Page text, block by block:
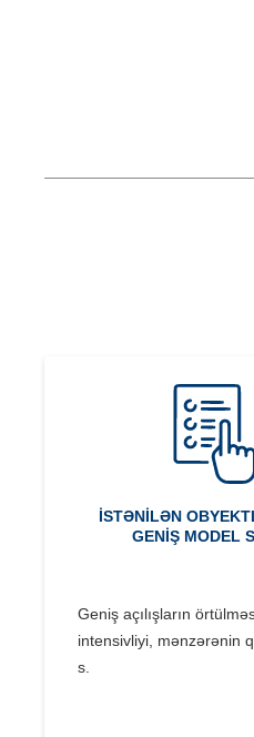
İSTƏNILƏN
GENIŞ MODEL
Geniş açılışların
intensivliyi, mənzərənin
s.